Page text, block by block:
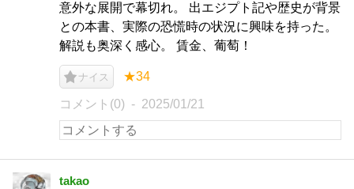
意外な展開で幕切れ。 出エジプト記や歴史が背景
との本書、実際の恐慌時の状況に興味を持った。
解説も奥深く感心。 賃金、葡萄！
ナイス ★34
コメント(0) 2025/01/21
takao